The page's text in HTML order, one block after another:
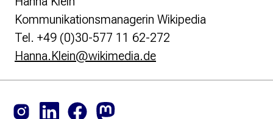
Kommunikationsmanagerin Wikipedia
Tel. +49 (0)30-577 11 62-272
Hanna.Klein@wikimedia.de
InstagramLinkedInFacebookMastodon